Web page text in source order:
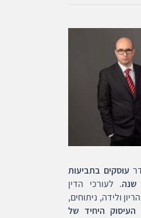
עוסקים בתביעות
. לעורכי הדין
ולידה, ניתוחים,
העיסוק היחיד של